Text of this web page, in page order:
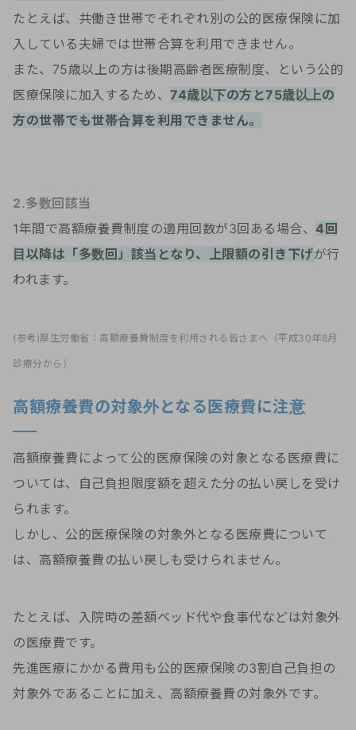
たとえば、共働き世帯でそれぞれ別の公的医療保険に加
入している夫婦では世帯合算を利用できません。
また、75歳以上の方は後期高齢者医療制度、という公的
医療保険に加入するため、 74歳以下の方と75歳以上の
方の世帯でも世帯合算を利用できません。
2.多数回該当
1年間で高額療養費制度の適用回数が3回ある場合、 4回
目以降は「多数回」該当となり、上限額の引き下げが行
われます。
(参考)厚生労働省：高額療養費制度を利用される皆さまへ（平成30年8月
診療分から）
高額療養費の対象外となる医療費に注意
高額療養費によって公的医療保険の対象となる医療費に
ついては、自己負担限度額を超えた分の払い戻しを受け
られます。
しかし、公的医療保険の対象外となる医療費について
は、高額療養費の払い戻しも受けられません。
たとえば、入院時の差額ベッド代や食事代などは対象外
の医療費です。
先進医療にかかる費用も公的医療保険の3割自己負担の
対象外であることに加え、高額療養費の対象外です。